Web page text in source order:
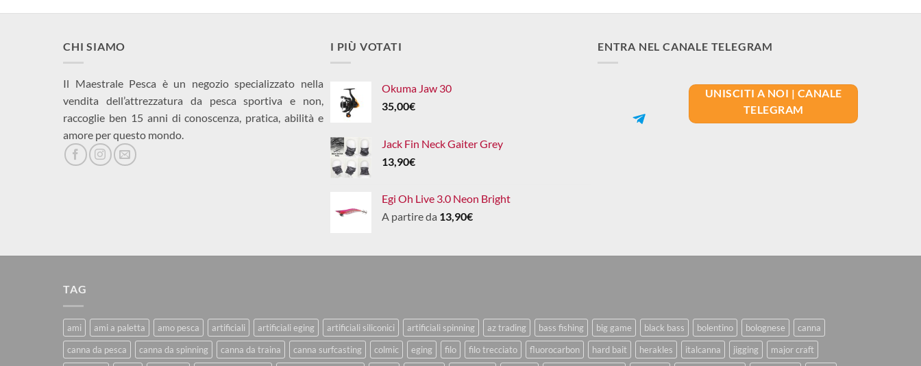
CHI SIAMO
Il Maestrale Pesca è un negozio specializzato nella
vendita dell’attrezzatura da pesca sportiva e non,
raccoglie ben 15 anni di conoscenza, pratica, abilità e
amore per questo mondo.
I PIÙ VOTATI
Okuma Jaw 30
35,00€
Jack Fin Neck Gaiter Grey
13,90€
Egi Oh Live 3.0 Neon Bright
A partire da 13,90€
ENTRA NEL CANALE TELEGRAM
UNISCITI A NOI | CANALE
TELEGRAM
TAG
ami ami a paletta amo pesca artificiali artificiali eging artificiali siliconici artificiali spinning az trading bass fishing big game black bass bolentino bolognese
canna
canna da pesca
canna da spinning canna da traina canna surfcasting colmic eging filo filo trecciato fluorocarbon hard bait herakles italcanna jigging
major craft